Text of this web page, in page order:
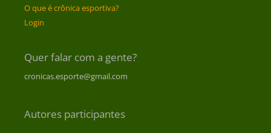
O que é crônica esportiva?
Login
Quer falar com a gente?
cronicas.esporte@gmail.com
Autores participantes